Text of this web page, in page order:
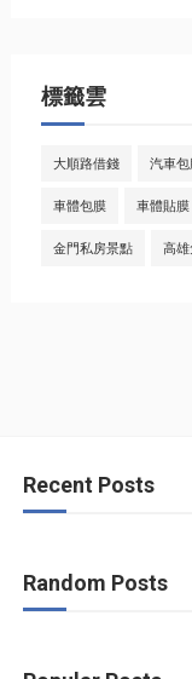
標籤雲
大順路借錢 汽車包
車體包膜 車體貼膜
金門私房景點 高
Recent Posts
Random Posts